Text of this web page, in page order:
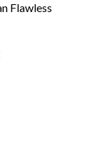
Flawless